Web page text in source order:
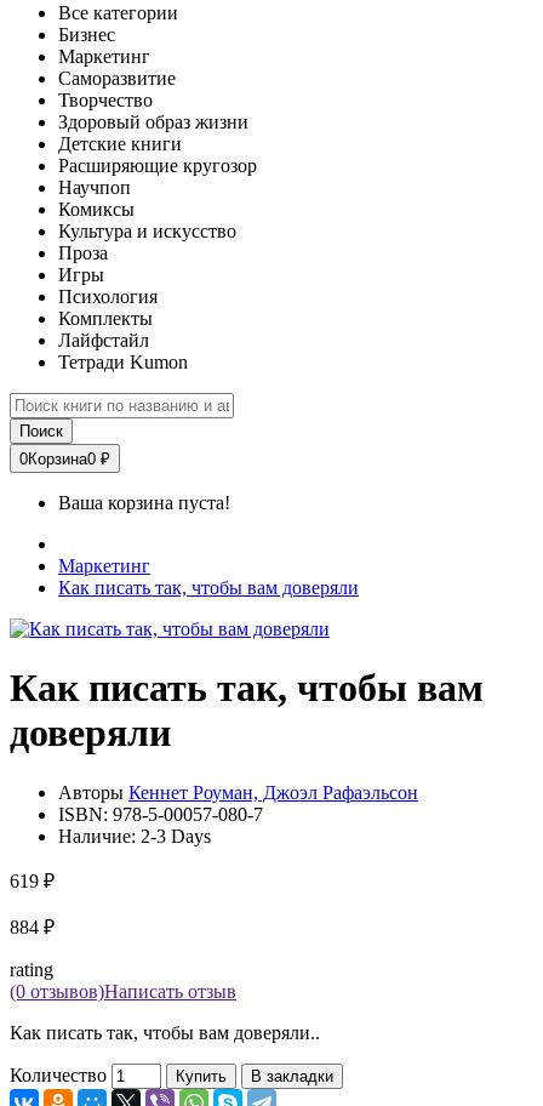
Все категории
Бизнес
Маркетинг
Саморазвитие
Творчество
Здоровый образ жизни
Детские книги
Расширяющие кругозор
Научпоп
Комиксы
Культура и искусство
Проза
Игры
Психология
Комплекты
Лайфстайл
Тетради Kumon
Поиск
0Корзина0 ₽
Ваша корзина пуста!
Маркетинг
Как писать так, чтобы вам доверяли
Как писать так, чтобы вам
доверяли
Авторы Кеннет Роуман, Джоэл Рафаэльсон
ISBN: 978-5-00057-080-7
Наличие: 2-3 Days
619 ₽
884 ₽
rating
(0 отзывов)Написать отзыв
Как писать так, чтобы вам доверяли..
Количество Купить В закладки